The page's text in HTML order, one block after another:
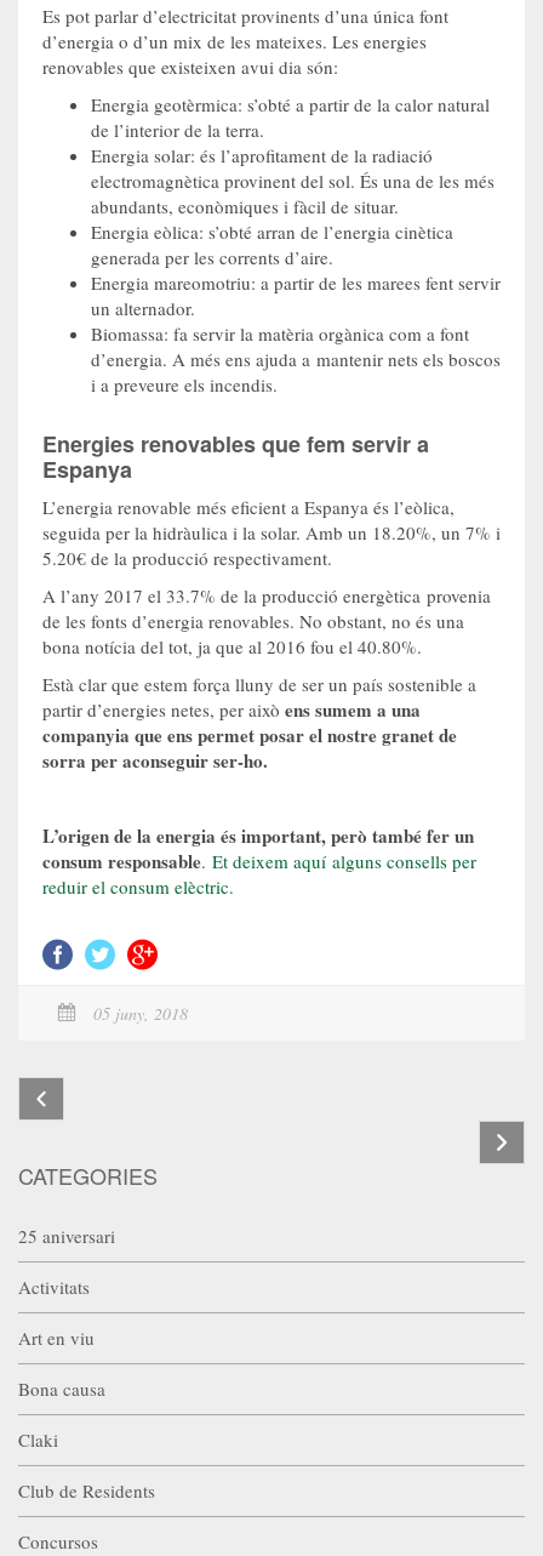
Es pot parlar d’electricitat provinents d’una única font
d’energia o d’un mix de les mateixes. Les energies
renovables que existeixen avui dia són:
Energia geotèrmica: s’obté a partir de la calor natural
de l’interior de la terra.
Energia solar: és l’aprofitament de la radiació
electromagnètica provinent del sol. És una de les més
abundants, econòmiques i fàcil de situar.
Energia eòlica: s’obté arran de l’energia cinètica
generada per les corrents d’aire.
Energia mareomotriu: a partir de les marees fent servir
un alternador.
Biomassa: fa servir la matèria orgànica com a font
d’energia. A més ens ajuda a mantenir nets els boscos
i a preveure els incendis.
Energies renovables que fem servir a
Espanya
L’energia renovable més eficient a Espanya és l’eòlica,
seguida per la hidràulica i la solar. Amb un 18.20%, un 7% i
5.20€ de la producció respectivament.
A l’any 2017 el 33.7% de la producció energètica provenia
de les fonts d’energia renovables. No obstant, no és una
bona notícia del tot, ja que al 2016 fou el 40.80%.
Està clar que estem força lluny de ser un país sostenible a
partir d’energies netes, per això ens sumem a una
companyia que ens permet posar el nostre granet de
sorra per aconseguir ser-ho.
L’origen de la energia és important, però també fer un
consum responsable. Et deixem aquí alguns consells per
reduir el consum elèctric.
05 juny, 2018
CATEGORIES
25 aniversari
Activitats
Art en viu
Bona causa
Claki
Club de Residents
Concursos